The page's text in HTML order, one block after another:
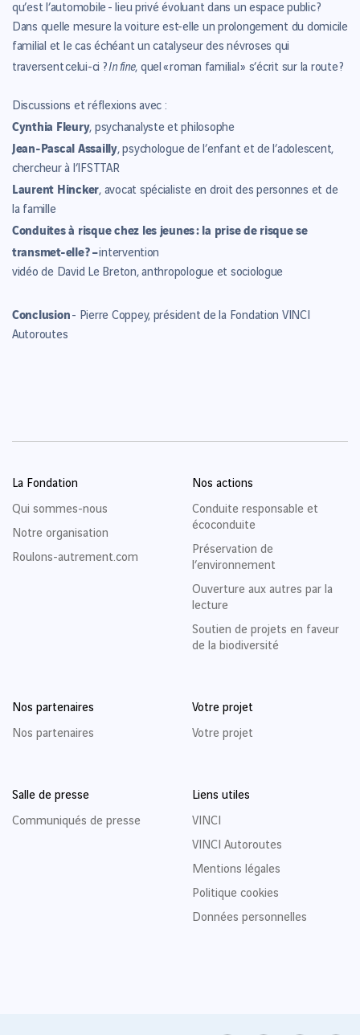
qu’est l’automobile - lieu privé évoluant dans un espace public ?
Dans quelle mesure la voiture est-elle un prolongement du domicile
familial et le cas échéant un catalyseur des névroses qui
traversent celui-ci ?In fine, quel « roman familial » s’écrit sur la route ?
Discussions et réflexions avec :
Cynthia Fleury, psychanalyste et philosophe
Jean-Pascal Assailly, psychologue de l’enfant et de l’adolescent,
chercheur à l’IFSTTAR
Laurent Hincker, avocat spécialiste en droit des personnes et de
la famille
Conduites à risque chez les jeunes : la prise de risque se
transmet-elle ? –intervention
vidéo de David Le Breton, anthropologue et sociologue
Conclusion- Pierre Coppey, président de la Fondation VINCI
Autoroutes
La Fondation
Qui sommes-nous
Notre organisation
Roulons-autrement.com
Nos actions
Conduite responsable et
écoconduite
Préservation de
l’environnement
Ouverture aux autres par la
lecture
Soutien de projets en faveur
de la biodiversité
Nos partenaires
Nos partenaires
Votre projet
Votre projet
Salle de presse
Communiqués de presse
Liens utiles
VINCI
VINCI Autoroutes
Mentions légales
Politique cookies
Données personnelles